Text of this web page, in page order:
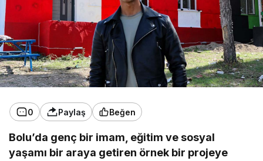
0 Paylaş Beğen
Bolu’da genç bir imam, eğitim ve sosyal
yaşamı bir araya getiren örnek bir projeye